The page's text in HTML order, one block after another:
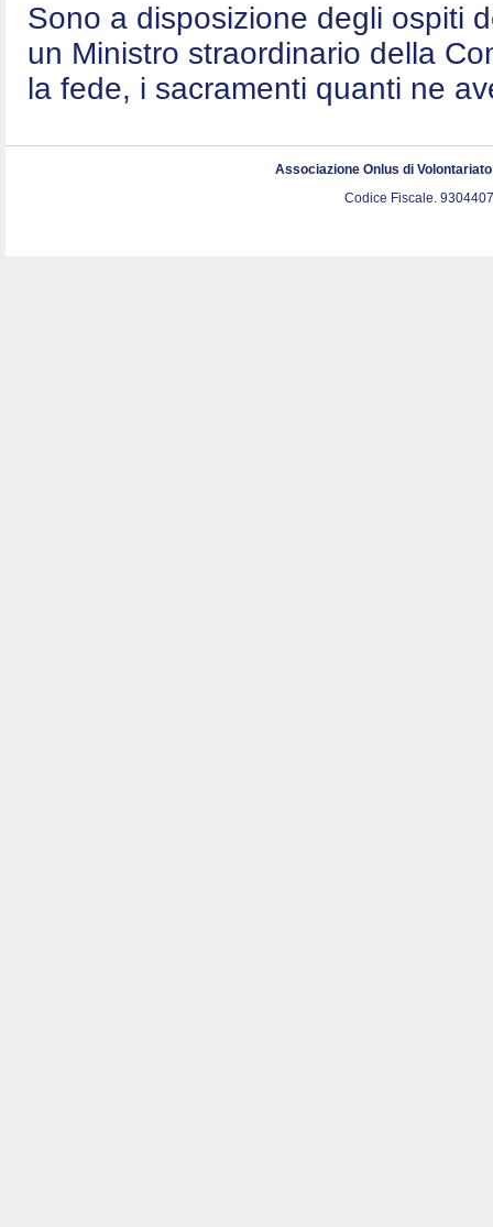
Sono a disposizione degli ospiti
un Ministro straordinario della
la fede, i sacramenti quanti ne
Associazione Onlus di
Codice Fiscale.